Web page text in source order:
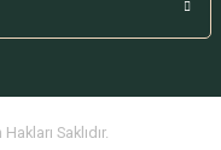
Saklıdır.